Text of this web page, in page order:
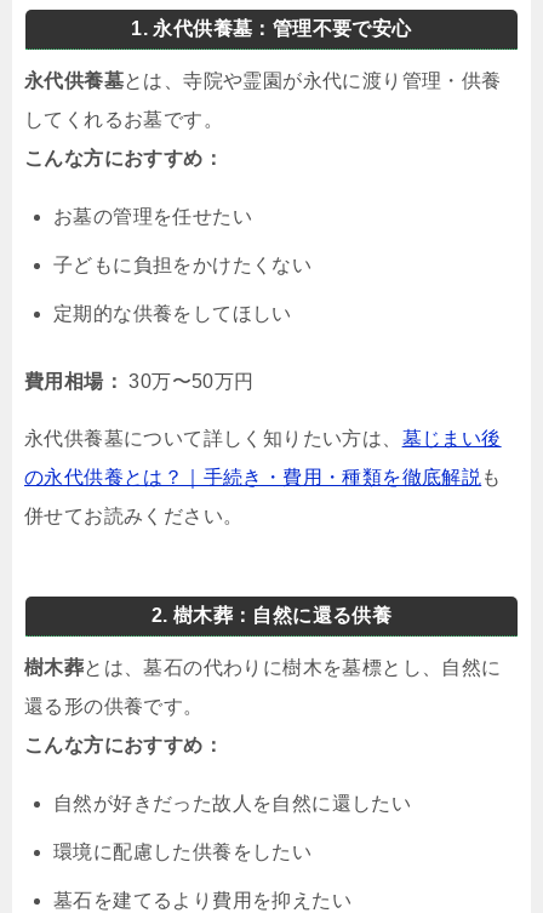
1. 永代供養墓：管理不要で安心
永代供養墓とは、寺院や霊園が永代に渡り管理・供養
してくれるお墓です。
こんな方におすすめ：
お墓の管理を任せたい
子どもに負担をかけたくない
定期的な供養をしてほしい
費用相場： 30万〜50万円
永代供養墓について詳しく知りたい方は、 墓じまい後
の永代供養とは？｜手続き・費用・種類を徹底解説 も
併せてお読みください。
2. 樹木葬：自然に還る供養
樹木葬とは、墓石の代わりに樹木を墓標とし、自然に
還る形の供養です。
こんな方におすすめ：
自然が好きだった故人を自然に還したい
環境に配慮した供養をしたい
墓石を建てるより費用を抑えたい